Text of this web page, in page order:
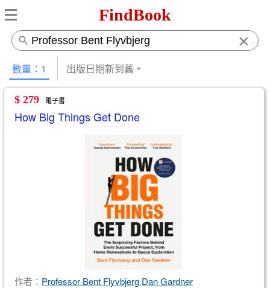
FindBook
×
數量：1 出版日期新到舊
$ 279 電子書
How Big Things Get Done
作者： Professor Bent Flyvbjerg,Dan Gardner